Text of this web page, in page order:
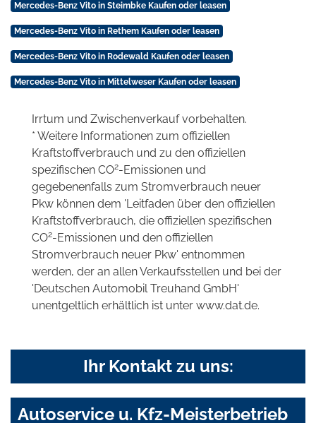
Mercedes-Benz Vito in Steimbke Kaufen oder leasen
Mercedes-Benz Vito in Rethem Kaufen oder leasen
Mercedes-Benz Vito in Rodewald Kaufen oder leasen
Mercedes-Benz Vito in Mittelweser Kaufen oder leasen
Irrtum und Zwischenverkauf vorbehalten.
* Weitere Informationen zum offiziellen
Kraftstoffverbrauch und zu den offiziellen
spezifischen CO2-Emissionen und
gegebenenfalls zum Stromverbrauch neuer
Pkw können dem 'Leitfaden über den offiziellen
Kraftstoffverbrauch, die offiziellen spezifischen
CO2-Emissionen und den offiziellen
Stromverbrauch neuer Pkw' entnommen
werden, der an allen Verkaufsstellen und bei der
'Deutschen Automobil Treuhand GmbH'
unentgeltlich erhältlich ist unter www.dat.de.
Ihr Kontakt zu uns:
Autoservice u. Kfz-Meisterbetrieb